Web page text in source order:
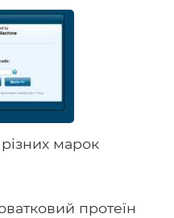
марок
протеїн